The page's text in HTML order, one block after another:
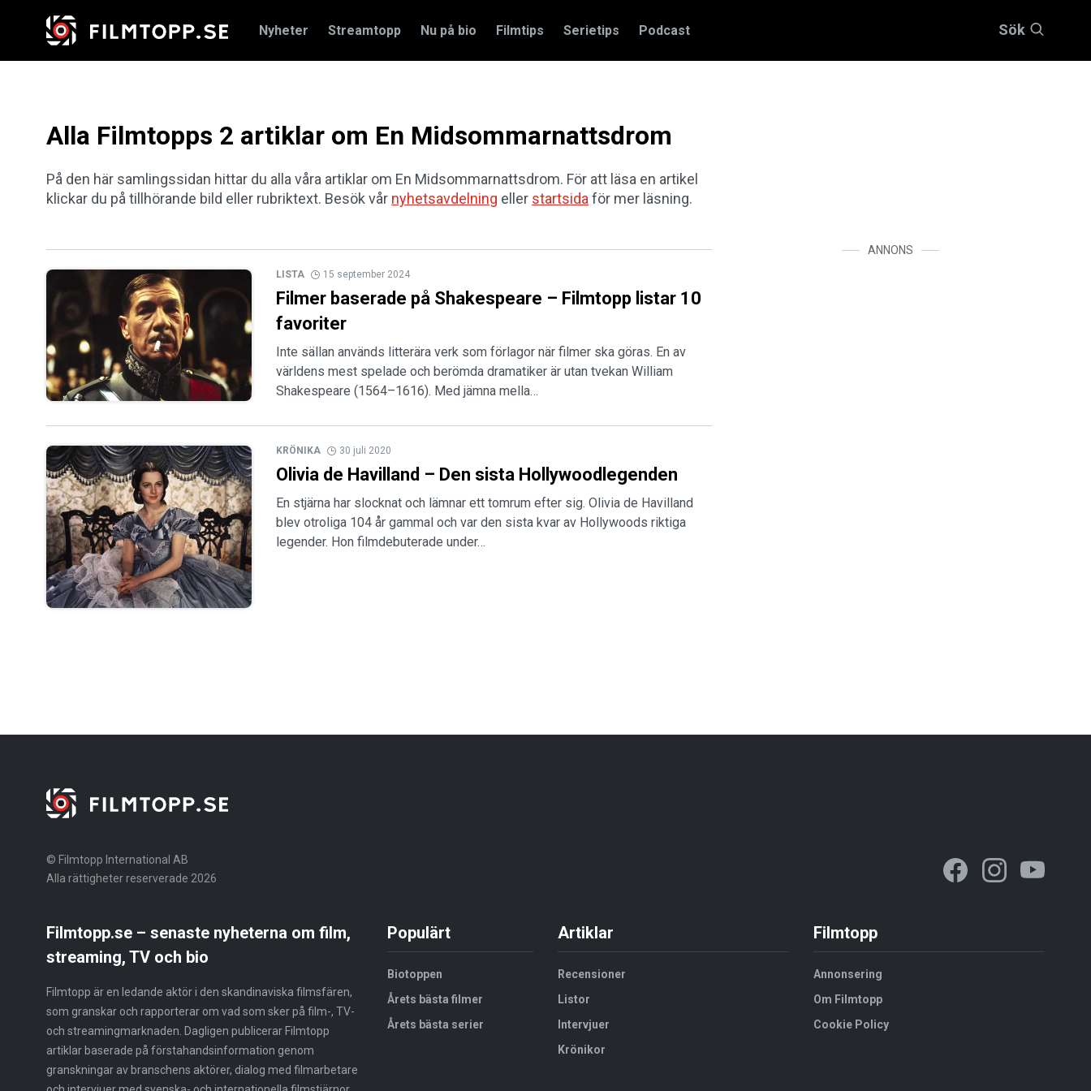
Nyheter Streamtopp Nu på bio Filmtips Serietips Podcast Sök
Alla Filmtopps 2 artiklar om En Midsommarnattsdrom
På den här samlingssidan hittar du alla våra artiklar om En Midsommarnattsdrom. För att läsa en artikel
klickar du på tillhörande bild eller rubriktext. Besök vår nyhetsavdelning eller startsida för mer läsning.
LISTA 15 september 2024
Filmer baserade på Shakespeare – Filmtopp listar 10
favoriter
Inte sällan används litterära verk som förlagor när filmer ska göras. En av
världens mest spelade och berömda dramatiker är utan tvekan William
Shakespeare (1564–1616). Med jämna mella…
KRÖNIKA 30 juli 2020
Olivia de Havilland – Den sista Hollywoodlegenden
En stjärna har slocknat och lämnar ett tomrum efter sig. Olivia de Havilland
blev otroliga 104 år gammal och var den sista kvar av Hollywoods riktiga
legender. Hon filmdebuterade under…
ANNONS
© Filmtopp International AB
Alla rättigheter reserverade 2026
Filmtopp.se – senaste nyheterna om film,
streaming, TV och bio
Filmtopp är en ledande aktör i den skandinaviska filmsfären,
som granskar och rapporterar om vad som sker på film-, TV-
och streamingmarknaden. Dagligen publicerar Filmtopp
artiklar baserade på förstahandsinformation genom
granskningar av branschens aktörer, dialog med filmarbetare
Populärt
Biotoppen
Årets bästa filmer
Årets bästa serier
Artiklar
Recensioner
Listor
Intervjuer
Krönikor
Filmtopp
Annonsering
Om Filmtopp
Cookie Policy